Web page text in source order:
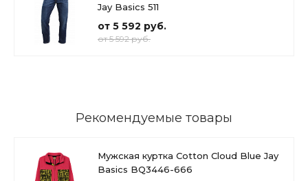
Jay Basics 511
от 5 592 руб.
от 5 592 руб.
Рекомендуемые товары
Мужская куртка Cotton Cloud Blue Jay
Basics BQ3446-666